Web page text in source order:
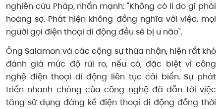
nghiên cứu Pháp, nhấn mạnh: "Không có lí do gì phải
hoảng sợ. Phát hiện không đồng nghĩa với việc, mọi
người gọi điện thoại di động đều sẽ bị u não".
Ông Salamon và các cộng sự thừa nhận, hiện rất khó
đánh giá mức độ rủi ro, nếu có, đặc biệt vì công
nghệ điện thoại di động liên tục cải biến. Sự phát
triển nhanh chóng của công nghệ đã dẫn tới việc
tăng sử dụng đáng kể điện thoại di động đồng thời